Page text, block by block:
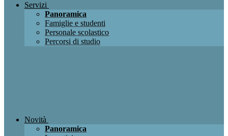
Servizi
Panoramica
Famiglie e studenti
Personale scolastico
Percorsi di studio
Novità
Panoramica